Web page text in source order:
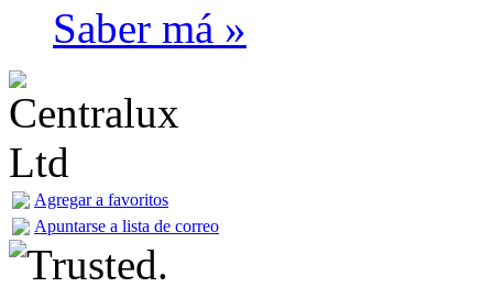
Saber má »
Agregar a favoritos
Apuntarse a lista de correo